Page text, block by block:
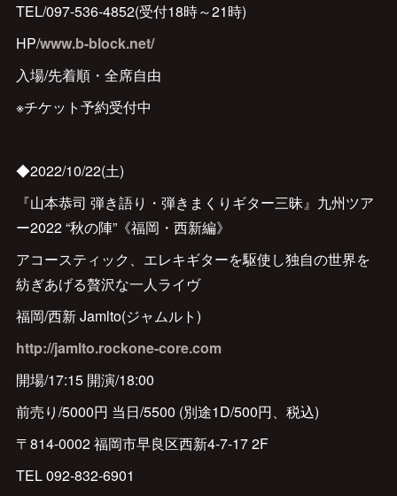
TEL/097-536-4852(受付18時～21時)
HP/www.b-block.net/
入場/先着順・全席自由
※チケット予約受付中
◆2022/10/22(土)
『山本恭司 弾き語り・弾きまくりギター三昧』九州ツア
ー2022 “秋の陣”《福岡・西新編》
アコースティック、エレキギターを駆使し独自の世界を
紡ぎあげる贅沢な一人ライヴ
福岡/西新 Jamlto(ジャムルト)
http://jamlto.rockone-core.com
開場/17:15 開演/18:00
前売り/5000円 当日/5500 (別途1D/500円、税込)
〒814-0002 福岡市早良区西新4-7-17 2F
TEL 092-832-6901